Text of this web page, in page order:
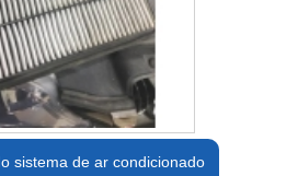
sistema de ar condicionado